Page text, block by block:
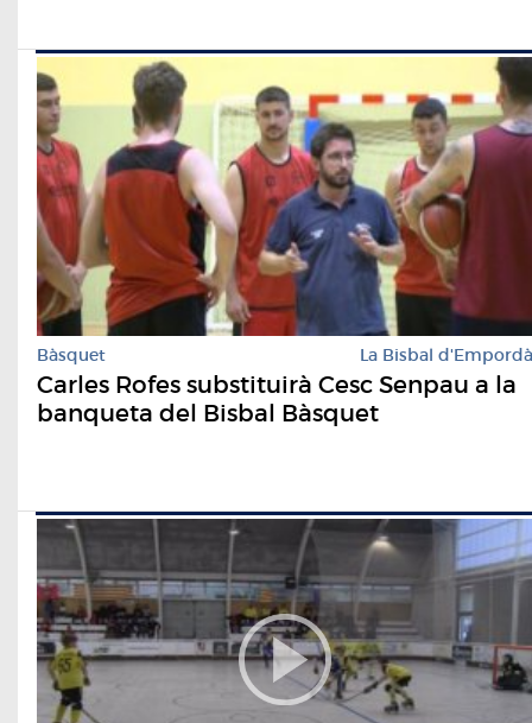
Bàsquet La Bisbal d'Empordà
Carles Rofes substituirà Cesc Senpau a la
banqueta del Bisbal Bàsquet